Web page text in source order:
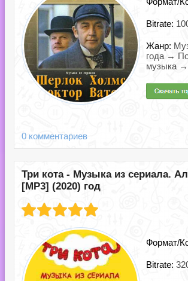
Bitrate:
Жанр:
года →
музыка
0 комментариев
Три кота - Музыка из сериала.
[MP3] (2020) год
Формат/
Bitrate: